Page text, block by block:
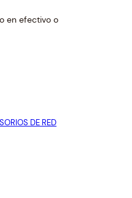
en efectivo o
DE RED